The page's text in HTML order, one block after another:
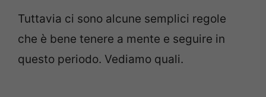
Tuttavia ci sono alcune semplici regole
che è bene tenere a mente e seguire in
questo periodo. Vediamo quali.